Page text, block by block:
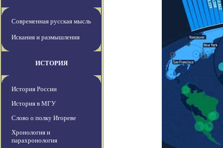
Современная русская мысль
Искания и размышления
ИСТОРИЯ
История России
История в МГУ
Слово о полку Игореве
Хронология и
парахронология